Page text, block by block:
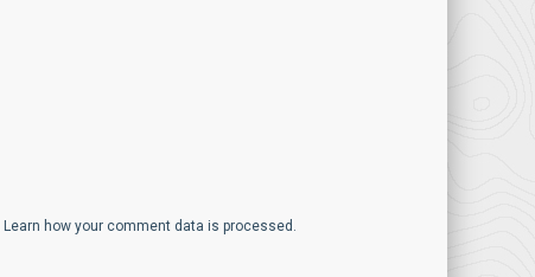
Learn how your comment data is processed.